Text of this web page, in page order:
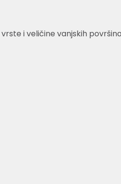
i veličine vanjskih